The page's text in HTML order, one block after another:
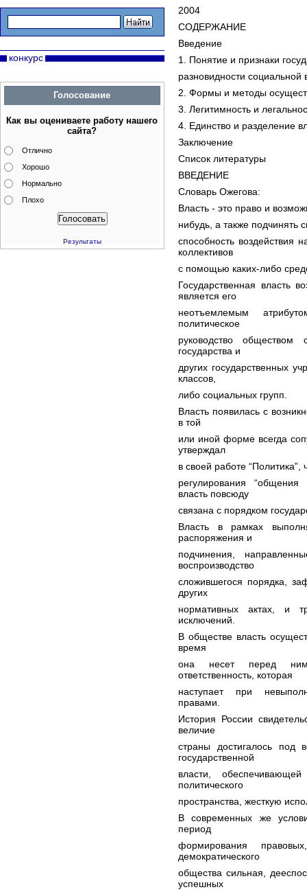
2004
СОДЕРЖАНИЕ
Введение
1. Понятие и признаки
разновидности социальной
2. Формы и методы
3. Легитимность и
4. Единство и разделение
Заключение
Список литературы
ВВЕДЕНИЕ
Словарь Ожегова:
Власть - это право и
нибудь, а также подчинять
способность воздействия
коллективов
с помощью каких-либо
Государственная власть
является его
неотъемлемым
политическое
руководство
государства и
других государственных
классов,
либо социальных групп.
Власть появилась с
в той
или иной форме всегда
утверждал
в своей работе
регулирования
власть повсюду
связана с порядком
Власть в рамках
распоряжения и
подчинения,
воспроизводство
сложившегося порядка,
других
нормативных актах, и
исключений.
В обществе власть
время
она несет перед ним
ответственность, которая
наступает при
правами.
История России
величие
страны достигалось под
государственной
власти, обеспечивающей
политического
пространства, жесткую
В современных же
период
формирования
демократического
общества сильная,
успешных
конкурс
Голосование
Как вы оцениваете работу нашего
сайта?
Отлично
Хорошо
Нормально
Плохо
Результаты